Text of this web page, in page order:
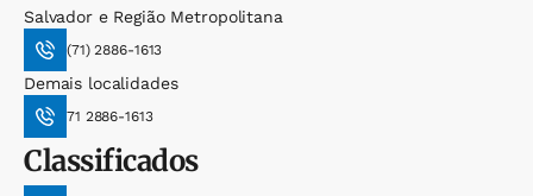
Salvador e Região Metropolitana
(71) 2886-1613
Demais localidades
71 2886-1613
Classificados